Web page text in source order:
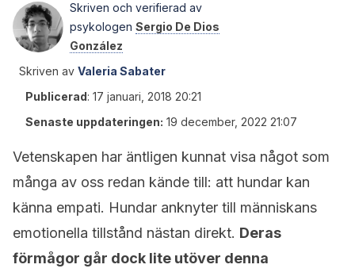
Skriven och verifierad av
psykologen Sergio De Dios
González
Skriven av Valeria Sabater
Publicerad: 17 januari, 2018 20:21
Senaste uppdateringen: 19 december, 2022 21:07
Vetenskapen har äntligen kunnat visa något som
många av oss redan kände till: att hundar kan
känna empati. Hundar anknyter till människans
emotionella tillstånd nästan direkt. Deras
förmågor går dock lite utöver denna